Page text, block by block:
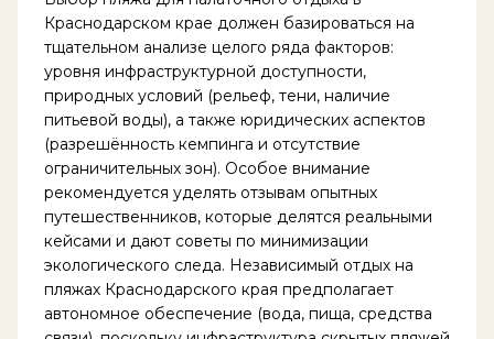
Краснодарском крае должен базироваться на
тщательном анализе целого ряда факторов:
уровня инфраструктурной доступности,
природных условий (рельеф, тени, наличие
питьевой воды), а также юридических аспектов
(разрешённость кемпинга и отсутствие
ограничительных зон). Особое внимание
рекомендуется уделять отзывам опытных
путешественников, которые делятся реальными
кейсами и дают советы по минимизации
экологического следа. Независимый отдых на
пляжах Краснодарского края предполагает
автономное обеспечение (вода, пища, средства